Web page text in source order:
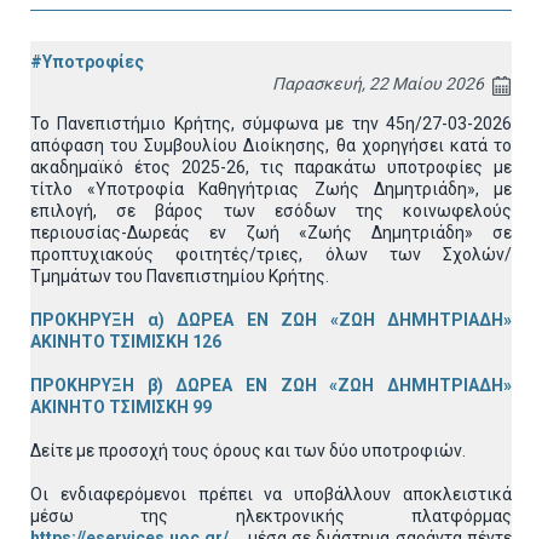
#Υποτροφίες
Παρασκευή, 22 Μαίου 2026
Το Πανεπιστήμιο Κρήτης, σύμφωνα με την 45η/27-03-2026
απόφαση του Συμβουλίου Διοίκησης, θα χορηγήσει κατά το
ακαδημαϊκό έτος 2025-26, τις παρακάτω υποτροφίες με
τίτλο «Υποτροφία Καθηγήτριας Ζωής Δημητριάδη», με
επιλογή, σε βάρος των εσόδων της κοινωφελούς
περιουσίας-Δωρεάς εν ζωή «Ζωής Δημητριάδη» σε
προπτυχιακούς φοιτητές/τριες, όλων των Σχολών/
Τμημάτων του Πανεπιστημίου Κρήτης.
ΠΡΟΚΗΡΥΞΗ α) ΔΩΡΕΑ ΕΝ ΖΩΗ «ΖΩΗ ΔΗΜΗΤΡΙΑΔΗ»
ΑΚΙΝΗΤΟ ΤΣΙΜΙΣΚΗ 126
ΠΡΟΚΗΡΥΞΗ β) ΔΩΡΕΑ ΕΝ ΖΩΗ «ΖΩΗ ΔΗΜΗΤΡΙΑΔΗ»
ΑΚΙΝΗΤΟ ΤΣΙΜΙΣΚΗ 99
Δείτε με προσοχή τους όρους και των δύο υποτροφιών.
Οι ενδιαφερόμενοι πρέπει να υποβάλλουν αποκλειστικά
μέσω της ηλεκτρονικής πλατφόρμας